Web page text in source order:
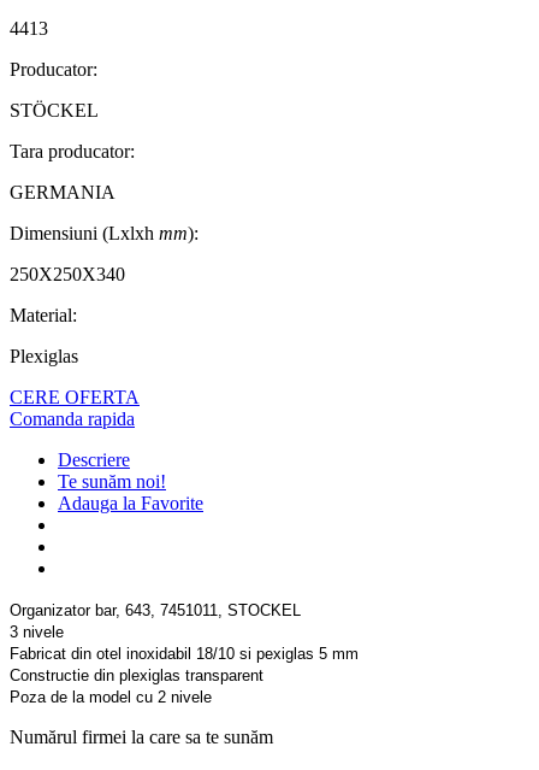
4413
Producator:
STÖCKEL
Tara producator:
GERMANIA
Dimensiuni (Lxlxh mm):
250X250X340
Material:
Plexiglas
CERE OFERTA
Comanda rapida
Descriere
Te sunăm noi!
Adauga la Favorite
Organizator bar, 643, 7451011, STOCKEL
3 nivele
Fabricat din otel inoxidabil 18/10 si pexiglas 5 mm
Constructie din plexiglas transparent
Poza de la model cu 2 nivele
Numărul firmei la care sa te sunăm